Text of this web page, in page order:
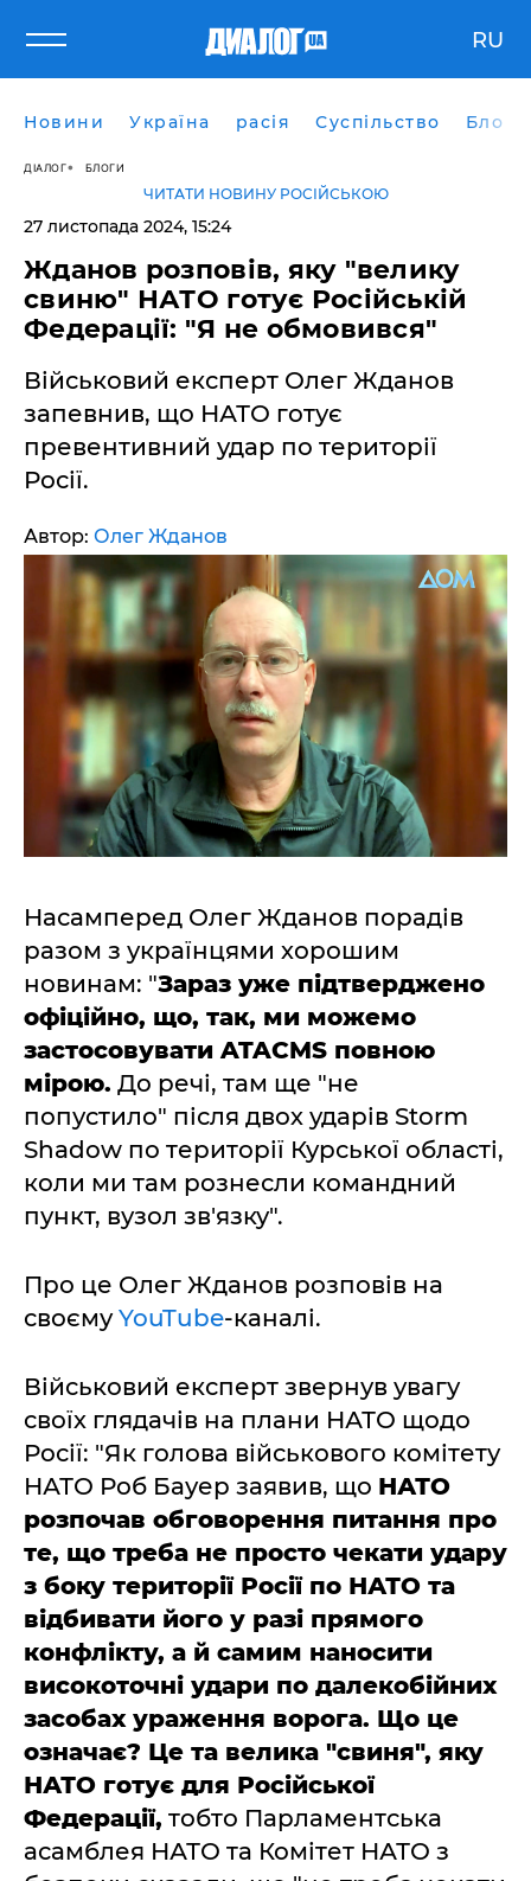
RU
Новини Україна расія Суспільство Блоги
ДІАЛОГ БЛОГИ
ЧИТАТИ НОВИНУ РОСІЙСЬКОЮ
27 листопада 2024, 15:24
Жданов розповів, яку "велику
свиню" НАТО готує Російській
Федерації: "Я не обмовився"
Військовий експерт Олег Жданов
запевнив, що НАТО готує
превентивний удар по території
Росії.
Автор: Олег Жданов
Насамперед Олег Жданов порадів
разом з українцями хорошим
новинам: "Зараз уже підтверджено
офіційно, що, так, ми можемо
застосовувати ATACMS повною
мірою. До речі, там ще "не
попустило" після двох ударів Storm
Shadow по території Курської області,
коли ми там рознесли командний
пункт, вузол зв'язку".
Про це Олег Жданов розповів на
своємуYouTube-каналі.
Військовий експерт звернув увагу
своїх глядачів на плани НАТО щодо
Росії: "Як голова військового комітету
НАТО Роб Бауер заявив, що НАТО
розпочав обговорення питання про
те, що треба не просто чекати удару
з боку території Росії по НАТО та
відбивати його у разі прямого
конфлікту, а й самим наносити
високоточні удари по далекобійних
засобах ураження ворога. Що це
означає? Це та велика "свиня", яку
НАТО готує для Російської
Федерації, тобто Парламентська
асамблея НАТО та Комітет НАТО з